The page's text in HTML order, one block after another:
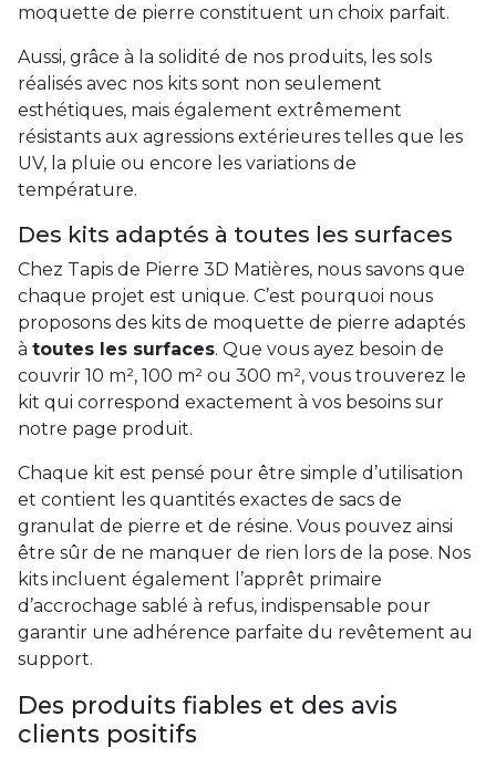
moquette de pierre constituent un choix parfait.
Aussi, grâce à la solidité de nos produits, les sols
réalisés avec nos kits sont non seulement
esthétiques, mais également extrêmement
résistants aux agressions extérieures telles que les
UV, la pluie ou encore les variations de
température.
Des kits adaptés à toutes les surfaces
Chez Tapis de Pierre 3D Matières, nous savons que
chaque projet est unique. C’est pourquoi nous
proposons des kits de moquette de pierre adaptés
à toutes les surfaces. Que vous ayez besoin de
couvrir 10 m², 100 m² ou 300 m², vous trouverez le
kit qui correspond exactement à vos besoins sur
notre page produit.
Chaque kit est pensé pour être simple d’utilisation
et contient les quantités exactes de sacs de
granulat de pierre et de résine. Vous pouvez ainsi
être sûr de ne manquer de rien lors de la pose. Nos
kits incluent également l’apprêt primaire
d’accrochage sablé à refus, indispensable pour
garantir une adhérence parfaite du revêtement au
support.
Des produits fiables et des avis
clients positifs